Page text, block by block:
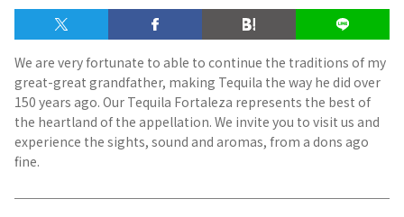
テキーラのつくり方 How to Make Tequila
テキーラマーケット
We are very fortunate to able to continue the traditions of my
great-great grandfather, making Tequila the way he did over
150 years ago. Our Tequila Fortaleza represents the best of
the heartland of the appellation. We invite you to visit us and
experience the sights, sound and aromas, from a dons ago
fine.